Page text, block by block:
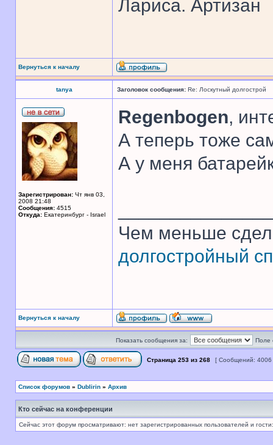
Лариса. Артизан
Вернуться к началу
tanya Заголовок сообщения: Re: Лоскутный долгострой
Зарегистрирован: Чт янв 03,
2008 21:48
Сообщения: 4515
Откуда: Екатеринбург - Israel
Regenbogen,
А теперь тоже
А у меня
Чем меньше
долгостройный
Вернуться к началу
Показать сообщения за: Поле
Страница 253 из 268 [ Сообщений:
Список форумов » Dublirin » Архив
Кто сейчас на конференции
Сейчас этот форум просматривают: нет зарегистрированных пользователей и